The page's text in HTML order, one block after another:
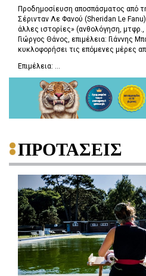
Προδημοσίευση αποσπάσματος από
Σέρινταν Λε Φανού (Sheridan Le
άλλες ιστορίες» (ανθολόγηση,
Γιώργος Θάνος, επιμέλεια: Γιάννης
κυκλοφορήσει τις επόμενες μέρες
Επιμέλεια: ...
ΠΡΟΤΑΣΕΙΣ